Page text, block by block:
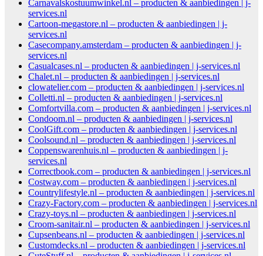
Carnavalskostuumwinkel.nl – producten & aanbiedingen | j-
services.nl
Cartoon-megastore.nl – producten & aanbiedingen | j-
services.nl
Casecompany.amsterdam – producten & aanbiedingen | j-
services.nl
Casualcases.nl – producten & aanbiedingen | j-services.nl
Chalet.nl – producten & aanbiedingen | j-services.nl
clowatelier.com – producten & aanbiedingen | j-services.nl
Colletti.nl – producten & aanbiedingen | j-services.nl
Comfortvilla.com – producten & aanbiedingen | j-services.nl
Condoom.nl – producten & aanbiedingen | j-services.nl
CoolGift.com – producten & aanbiedingen | j-services.nl
Coolsound.nl – producten & aanbiedingen | j-services.nl
Coppenswarenhuis.nl – producten & aanbiedingen | j-
services.nl
Correctbook.com – producten & aanbiedingen | j-services.nl
Costway.com – producten & aanbiedingen | j-services.nl
Countrylifestyle.nl – producten & aanbiedingen | j-services.nl
Crazy-Factory.com – producten & aanbiedingen | j-services.nl
Crazy-toys.nl – producten & aanbiedingen | j-services.nl
Croom-sanitair.nl – producten & aanbiedingen | j-services.nl
Cupsenbeans.nl – producten & aanbiedingen | j-services.nl
Customdecks.nl – producten & aanbiedingen | j-services.nl